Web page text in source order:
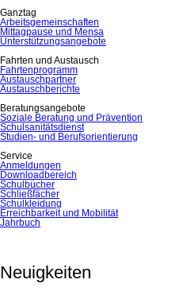
Ganztag
Arbeitsgemeinschaften
Mittagpause und Mensa
Unterstützungsangebote
Fahrten und Austausch
Fahrtenprogramm
Austauschpartner
Austauschberichte
Beratungsangebote
Soziale Beratung und Prävention
Schulsanitätsdienst
Studien- und Berufsorientierung
Service
Anmeldungen
Downloadbereich
Schulbücher
Schließfächer
Schulkleidung
Erreichbarkeit und Mobilität
Jahrbuch
Neuigkeiten